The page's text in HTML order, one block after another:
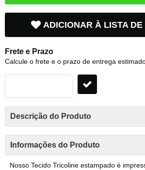
ADICIONAR À LISTA
Frete e Prazo
Calcule o frete e o prazo de entrega
Descrição do Produto
Informações do Produto
Nosso Tecido Tricoline estampado é